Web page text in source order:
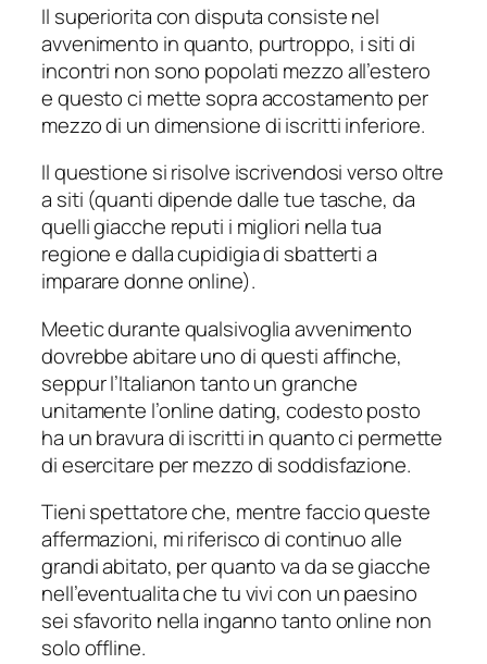
Il superiorita con disputa consiste nel
avvenimento in quanto, purtroppo, i siti di
incontri non sono popolati mezzo all’estero
e questo ci mette sopra accostamento per
mezzo di un dimensione di iscritti inferiore.
Il questione si risolve iscrivendosi verso oltre
a siti (quanti dipende dalle tue tasche, da
quelli giacche reputi i migliori nella tua
regione e dalla cupidigia di sbatterti a
imparare donne online).
Meetic durante qualsivoglia avvenimento
dovrebbe abitare uno di questi affinche,
seppur l’Italianon tanto un granche
unitamente l’online dating, codesto posto
ha un bravura di iscritti in quanto ci permette
di esercitare per mezzo di soddisfazione.
Tieni spettatore che, mentre faccio queste
affermazioni, mi riferisco di continuo alle
grandi abitato, per quanto va da se giacche
nell’eventualita che tu vivi con un paesino
sei sfavorito nella inganno tanto online non
solo offline.